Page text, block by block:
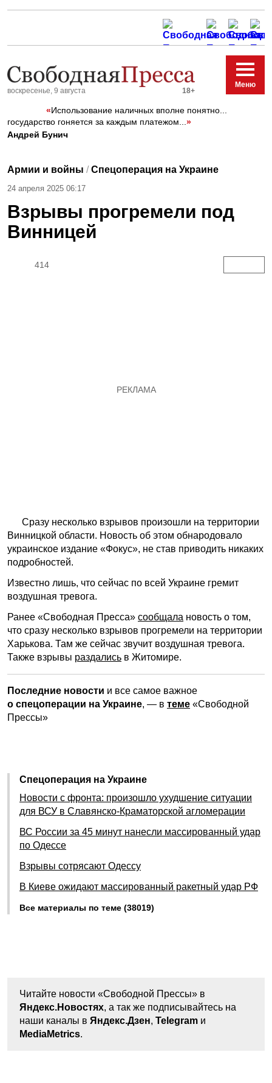
18+
воскресенье, 9 августа
Меню
«Использование наличных вполне понятно...
государство гоняется за каждым платежом... »
Андрей Бунич
Армии и войны /Спецоперация на Украине
24 апреля 2025 06:17
Взрывы прогремели под
Винницей
414
Сразу несколько взрывов произошли на территории
Винницкой области. Новость об этом обнародовало
украинское издание «Фокус», не став приводить никаких
подробностей.
Известно лишь, что сейчас по всей Украине гремит
воздушная тревога.
Ранее «Свободная Пресса» сообщала новость о том,
что сразу несколько взрывов прогремели на территории
Харькова. Там же сейчас звучит воздушная тревога.
Также взрывы раздались в Житомире.
Последние новости и все самое важное
о спецоперации на Украине, — в теме «Свободной
Прессы»
Спецоперация на Украине
Новости с фронта: произошло ухудшение ситуации
для ВСУ в Славянско-Краматорской агломерации
ВС России за 45 минут нанесли массированный удар
по Одессе
Взрывы сотрясают Одессу
В Киеве ожидают массированный ракетный удар РФ
Все материалы по теме (38019)
Читайте новости «Свободной Прессы» в
Яндекс.Новостях, а так же подписывайтесь на
наши каналы в Яндекс.Дзен, Telegram и
MediaMetrics.